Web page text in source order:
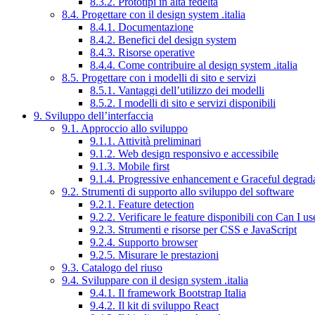
8.4. Progettare con il design system .italia
8.4.1. Documentazione
8.4.2. Benefici del design system
8.4.3. Risorse operative
8.4.4. Come contribuire al design system .italia
8.5. Progettare con i modelli di sito e servizi
8.5.1. Vantaggi dell’utilizzo dei modelli
8.5.2. I modelli di sito e servizi disponibili
9. Sviluppo dell’interfaccia
9.1. Approccio allo sviluppo
9.1.1. Attività preliminari
9.1.2. Web design responsivo e accessibile
9.1.3. Mobile first
9.1.4. Progressive enhancement e Graceful
9.2. Strumenti di supporto allo sviluppo del software
9.2.1. Feature detection
9.2.2. Verificare le feature disponibili con Can I
9.2.3. Strumenti e risorse per CSS e JavaScript
9.2.4. Supporto browser
9.2.5. Misurare le prestazioni
9.3. Catalogo del riuso
9.4. Sviluppare con il design system .italia
9.4.1. Il framework Bootstrap Italia
9.4.2. Il kit di sviluppo React